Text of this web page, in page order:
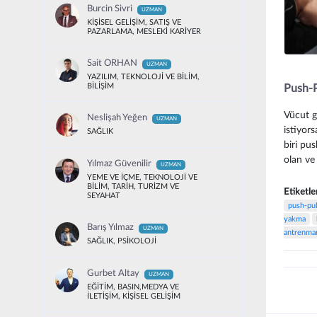
Burcin Sivri UZMAN
KİŞİSEL GELİŞİM, SATIŞ VE
PAZARLAMA, MESLEKİ KARİYER
Sait ORHAN UZMAN
YAZILIM, TEKNOLOJİ VE BİLİM,
BİLİŞİM
Neslişah Yeğen UZMAN
SAĞLIK
Yılmaz Güvenilir UZMAN
YEME VE İÇME, TEKNOLOJİ VE
BİLİM, TARİH, TURİZM VE
SEYAHAT
Barış Yılmaz UZMAN
SAĞLIK, PSİKOLOJİ
Gurbet Altay UZMAN
EĞİTİM, BASIN,MEDYA VE
İLETİŞİM, KİŞİSEL GELİŞİM
Push-
Vücut
biri
olan ve
push-
yakma